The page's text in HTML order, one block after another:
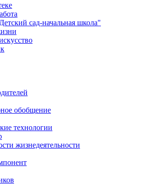
сад-начальная школа"
обобщение
технологии
жизнедеятельности